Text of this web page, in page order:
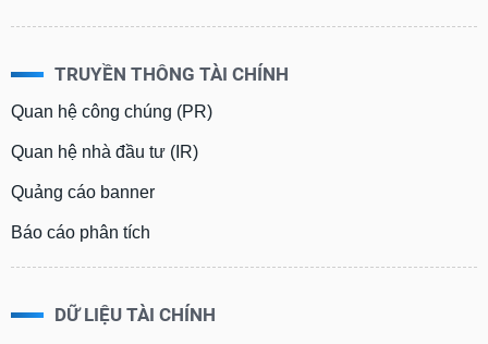
TRUYỀN THÔNG TÀI CHÍNH
Quan hệ công chúng (PR)
Quan hệ nhà đầu tư (IR)
Quảng cáo banner
Báo cáo phân tích
DỮ LIỆU TÀI CHÍNH